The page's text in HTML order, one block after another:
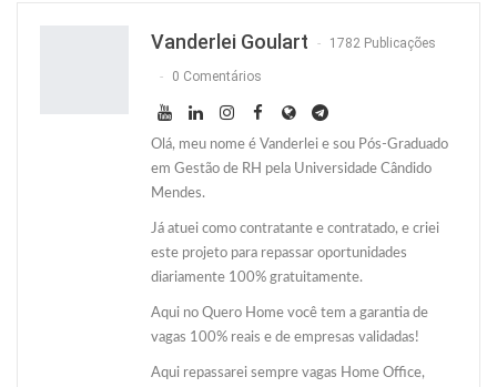
Vanderlei Goulart 1782 Publicações
0 Comentários
Olá, meu nome é Vanderlei e sou Pós-Graduado
em Gestão de RH pela Universidade Cândido
Mendes.
Já atuei como contratante e contratado, e criei
este projeto para repassar oportunidades
diariamente 100% gratuitamente.
Aqui no Quero Home você tem a garantia de
vagas 100% reais e de empresas validadas!
Aqui repassarei sempre vagas Home Office,